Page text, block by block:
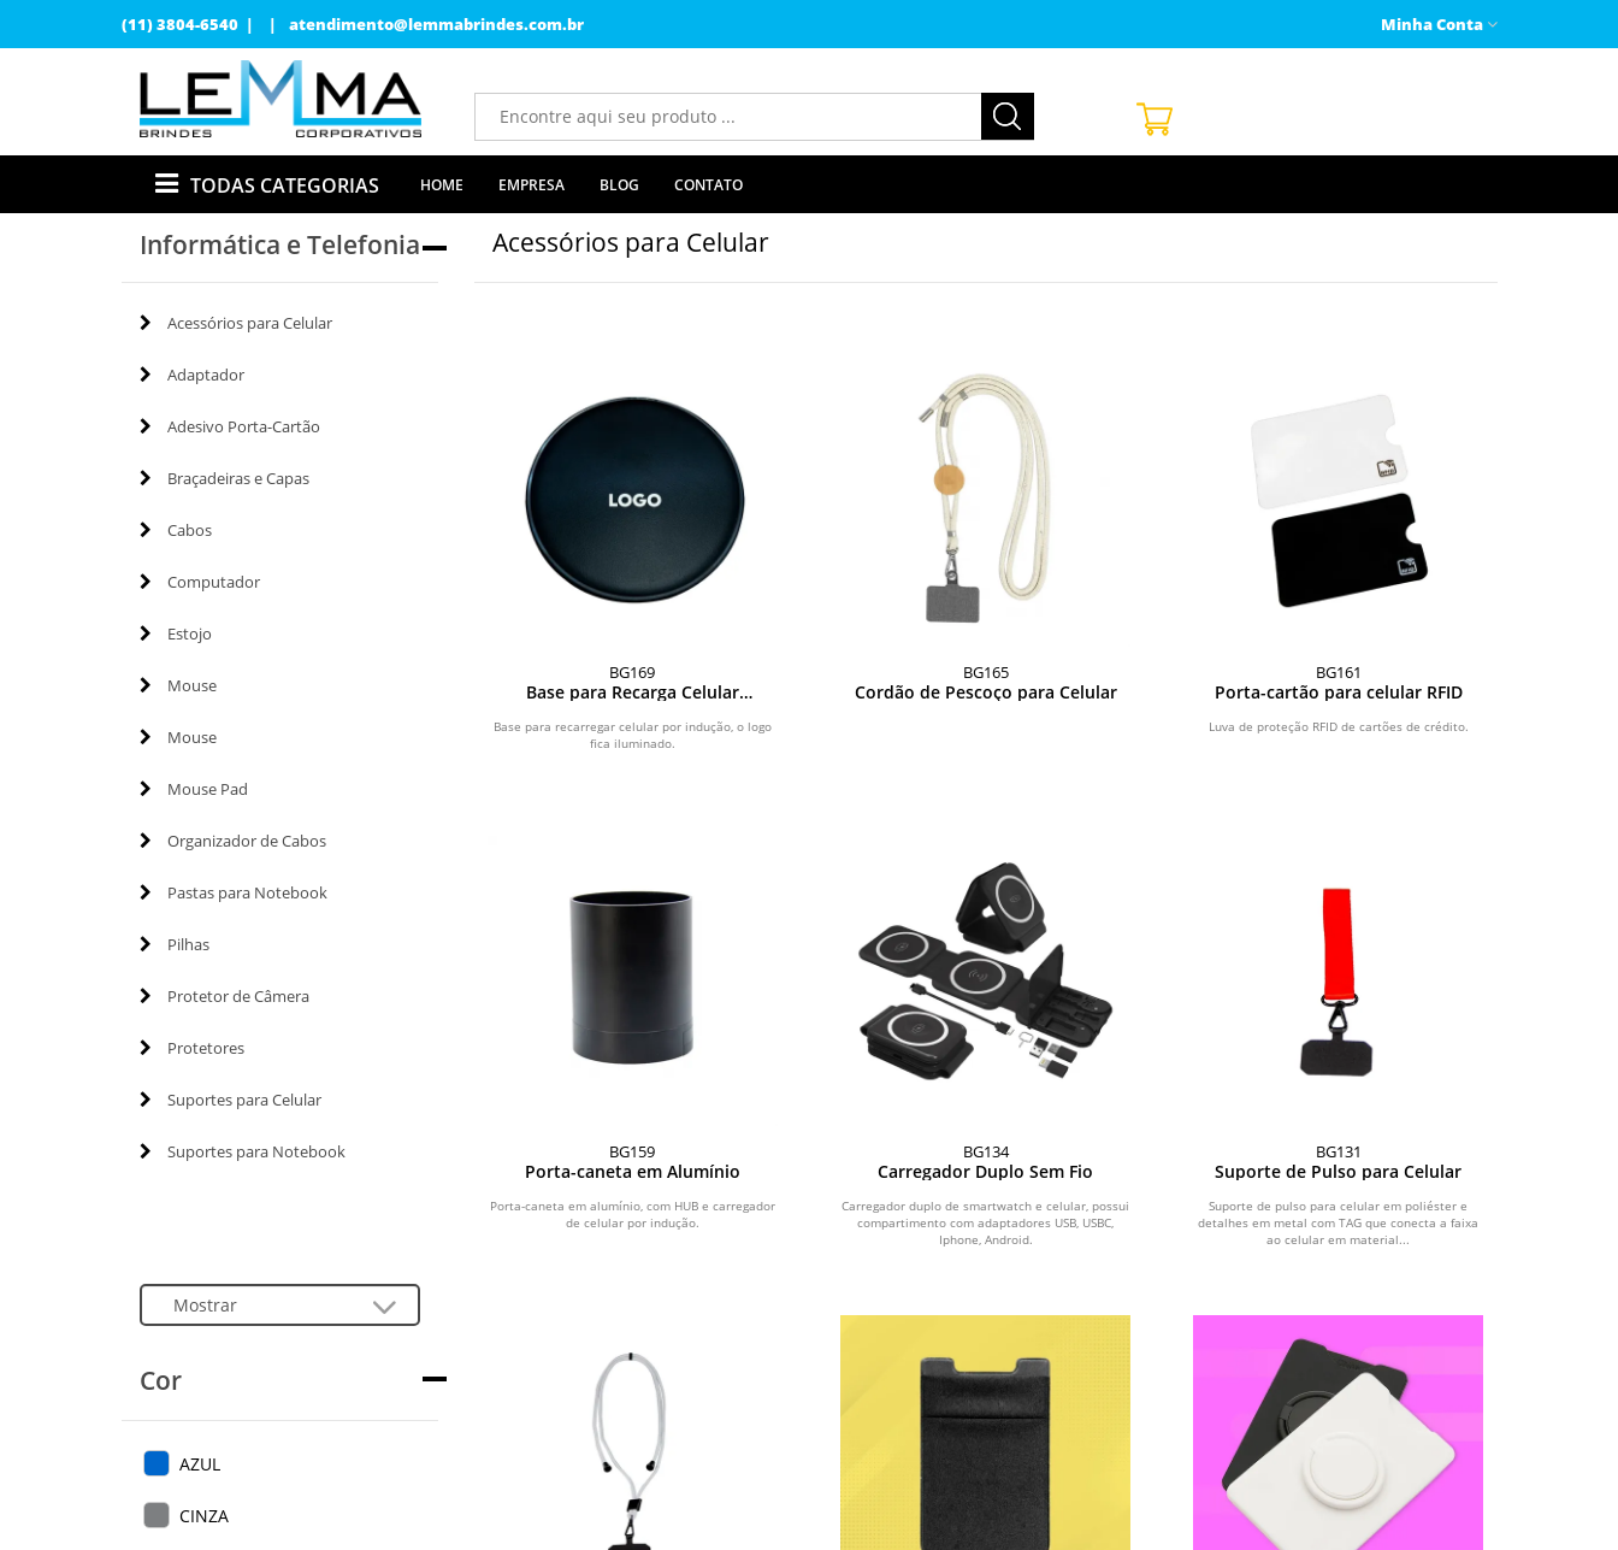
(11) 3804-6540 | | atendimento@lemmabrindes.com.br Minha Conta
TODAS CATEGORIAS HOME EMPRESA BLOG CONTATO
Informática e Telefonia
Acessórios para Celular
Adaptador
Adesivo Porta-Cartão
Braçadeiras e Capas
Cabos
Computador
Estojo
Mouse
Mouse
Mouse Pad
Organizador de Cabos
Pastas para Notebook
Pilhas
Protetor de Câmera
Protetores
Suportes para Celular
Suportes para Notebook
Cor
AZUL
CINZA
Acessórios para Celular
BG169
Base para Recarga Celular
Base para recarregar celular por indução, o logo
fica iluminado.
BG165
Cordão de Pescoço para Celular
BG161
Porta-cartão para celular RFID
Luva de proteção RFID de cartões de crédito.
BG159
Porta-caneta em Alumínio
Porta-caneta em alumínio, com HUB e carregador
de celular por indução.
BG134
Carregador Duplo Sem Fio
Carregador duplo de smartwatch e celular, possui
compartimento com adaptadores USB, USBC,
Iphone, Android.
BG131
Suporte de Pulso para Celular
Suporte de pulso para celular em poliéster e
detalhes em metal com TAG que conecta a faixa
ao celular em material...